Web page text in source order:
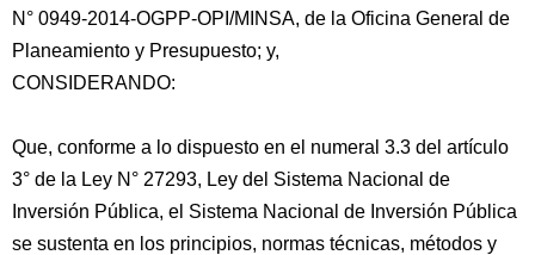
N° 0949-2014-OGPP-OPI/MINSA, de la Oficina General de
Planeamiento y Presupuesto; y,
CONSIDERANDO:
Que, conforme a lo dispuesto en el numeral 3.3 del artículo
3° de la Ley N° 27293, Ley del Sistema Nacional de
Inversión Pública, el Sistema Nacional de Inversión Pública
se sustenta en los principios, normas técnicas, métodos y